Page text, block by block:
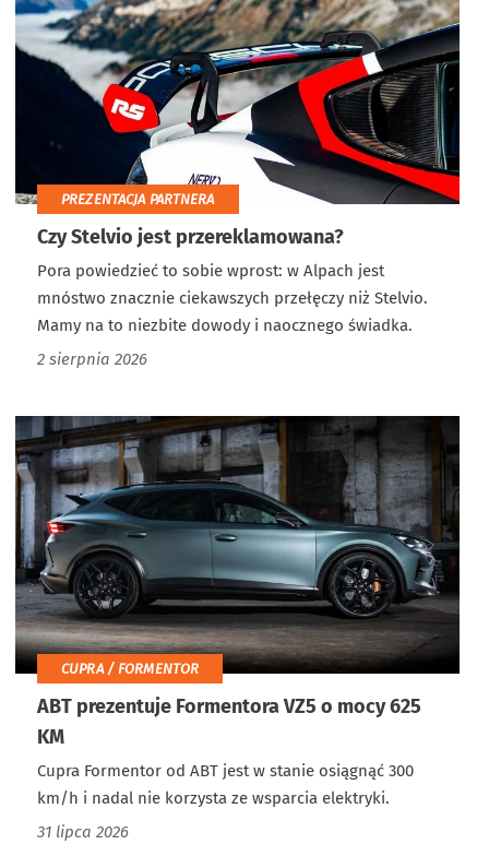
PREZENTACJA PARTNERA
Czy Stelvio jest przereklamowana?
Pora powiedzieć to sobie wprost: w Alpach jest
mnóstwo znacznie ciekawszych przełęczy niż Stelvio.
Mamy na to niezbite dowody i naocznego świadka.
2 sierpnia 2026
CUPRA / FORMENTOR
ABT prezentuje Formentora VZ5 o mocy 625
KM
Cupra Formentor od ABT jest w stanie osiągnąć 300
km/h i nadal nie korzysta ze wsparcia elektryki.
31 lipca 2026